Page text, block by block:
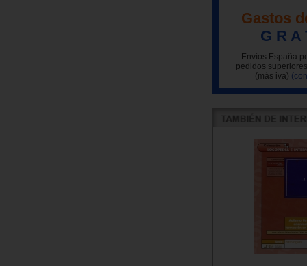
Gastos
G R A
Envíos España
pedidos
(más iva)